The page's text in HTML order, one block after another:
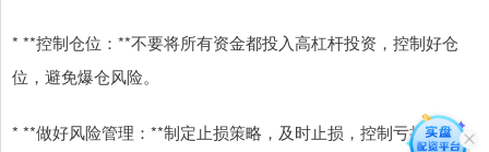
* **控制仓位：**不要将所有资金都投入高杠杆投资，控制好仓
位，避免爆仓风险。
* **做好风险管理：**制定止损策略，及时止损，控制亏损。